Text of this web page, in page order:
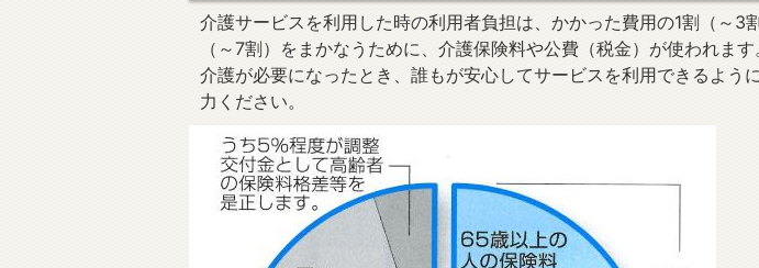
介護サービスを利用した時の利用者負担は、かかった費用の1割（～3
（～7割）をまかなうために、介護保険料や公費（税金）が使われます
介護が必要になったとき、誰もが安心してサービスを利用できるよう
力ください。